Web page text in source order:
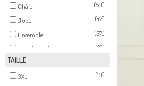
Châle
(59)
Jupe
(47)
Ensemble
(37)
Habillé Hijab
(22)
Pantalon
Body
(15)
TAILLE
3XL
(19)